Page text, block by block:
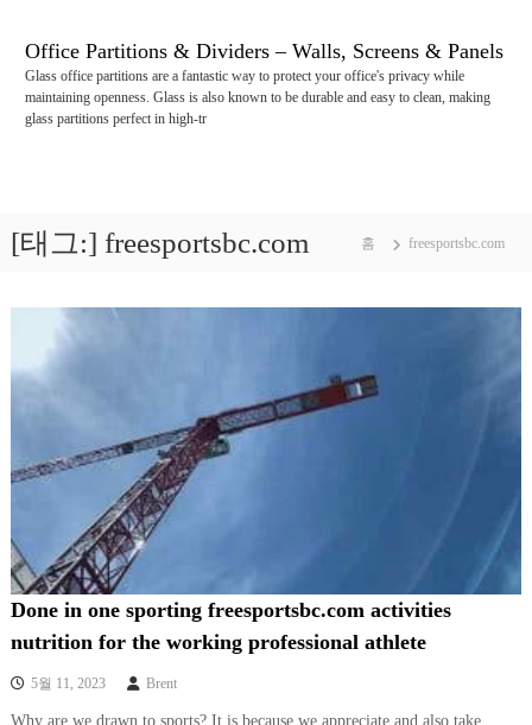
Office Partitions & Dividers – Walls, Screens & Panels
Glass office partitions are a fantastic way to protect your office's privacy while
maintaining openness. Glass is also known to be durable and easy to clean, making
glass partitions perfect in high-tr
[태그:] freesportsbc.com 홈 freesportsbc.com
Done in one sporting freesportsbc.com activities
nutrition for the working professional athlete
5월 11, 2023 Brent
Why are we drawn to sports? It is because we appreciate and also take